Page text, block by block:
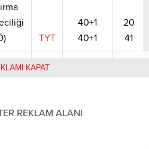
TYT
40+1
40+1
20
41
KAPAT
REKLAM ALANI